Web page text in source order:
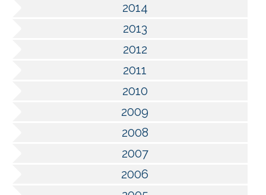
2014
2013
2012
2011
2010
2009
2008
2007
2006